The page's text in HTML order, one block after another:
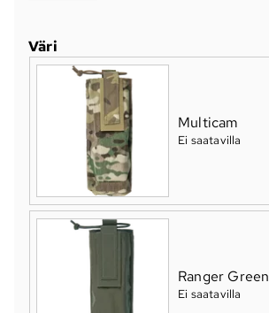
Väri
Multicam
Ei saatavilla
Ranger Green
Ei saatavilla